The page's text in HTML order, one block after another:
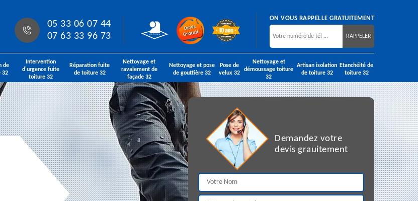
05 33 06 07 44
07 63 33 96 73
ON VOUS RAPPELLE GRATUITEMENT
de
32
Intervention
d'urgence fuite
toiture 32
Réparation fuite
de toiture 32
Nettoyage et
ravalement de
façade 32
Nettoyage et pose
de gouttière 32
Pose de
velux 32
Nettoyage et
démoussage toiture
32
Artisan isolation
de toiture 32
Etanchéité de
toiture 32
Demandez votre
devis grauitement